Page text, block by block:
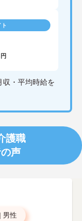
円
・平均時給を
護職
声
| 男性